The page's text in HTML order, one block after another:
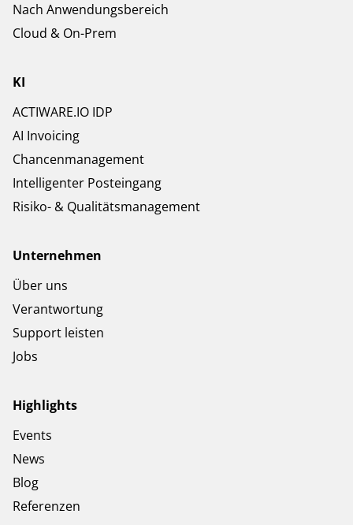
Nach Anwendungsbereich
Cloud & On-Prem
KI
ACTIWARE.IO IDP
AI Invoicing
Chancenmanagement
Intelligenter Posteingang
Risiko- & Qualitätsmanagement
Unternehmen
Über uns
Verantwortung
Support leisten
Jobs
Highlights
Events
News
Blog
Referenzen